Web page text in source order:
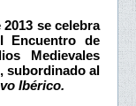
se celebra
Encuentro de
Medievales
subordinado al
Ibérico.